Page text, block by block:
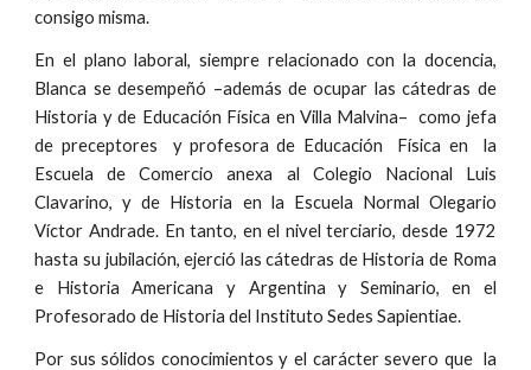
consigo misma.
En el plano laboral, siempre relacionado con la docencia,
Blanca se desempeñó –además de ocupar las cátedras de
Historia y de Educación Física en Villa Malvina– como jefa
de preceptores y profesora de Educación Física en la
Escuela de Comercio anexa al Colegio Nacional Luis
Clavarino, y de Historia en la Escuela Normal Olegario
Víctor Andrade. En tanto, en el nivel terciario, desde 1972
hasta su jubilación, ejerció las cátedras de Historia de Roma
e Historia Americana y Argentina y Seminario, en el
Profesorado de Historia del Instituto Sedes Sapientiae.
Por sus sólidos conocimientos y el carácter severo que la